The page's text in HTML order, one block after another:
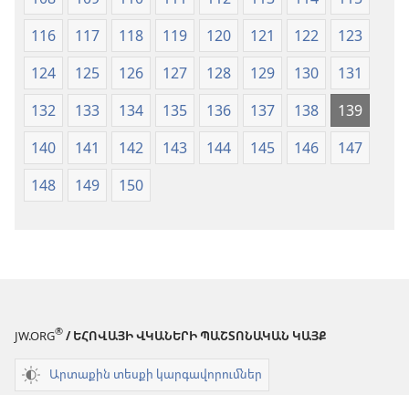
116
117 118 119 120 121 122
123
124
125 126 127 128 129 130
131
132
133 134 135 136 137 138
139
140
141 142 143 144 145 146
147
148
149 150
JW.ORG® / ԵՀՈՎԱՅԻ ՎԿԱՆԵՐԻ ՊԱՇՏՈՆԱԿԱՆ ԿԱՅՔ
Արտաքին տեսքի կարգավորումներ